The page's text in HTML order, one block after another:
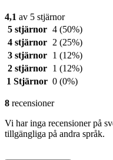
4,1 av 5 stjärnor
5 stjärnor 4 (50%)
4 stjärnor
2 (25%)
3 stjärnor
1 (12%)
2 stjärnor
1 (12%)
1 Stjärnor 0 (0%)
8 recensioner
Vi har inga recensioner på
tillgängliga på andra språk.